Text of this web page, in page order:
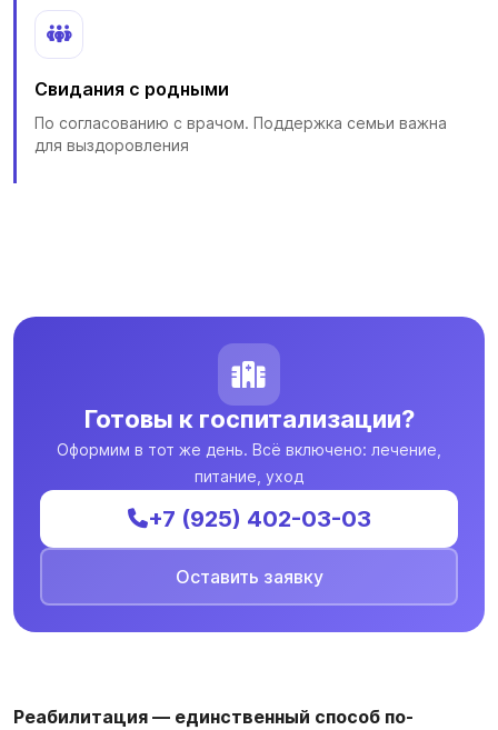
Свидания с родными
По согласованию с врачом. Поддержка семьи важна
для выздоровления
Готовы к госпитализации?
Оформим в тот же день. Всё включено: лечение,
питание, уход
+7 (925) 402-03-03
Оставить заявку
Реабилитация — единственный способ по-